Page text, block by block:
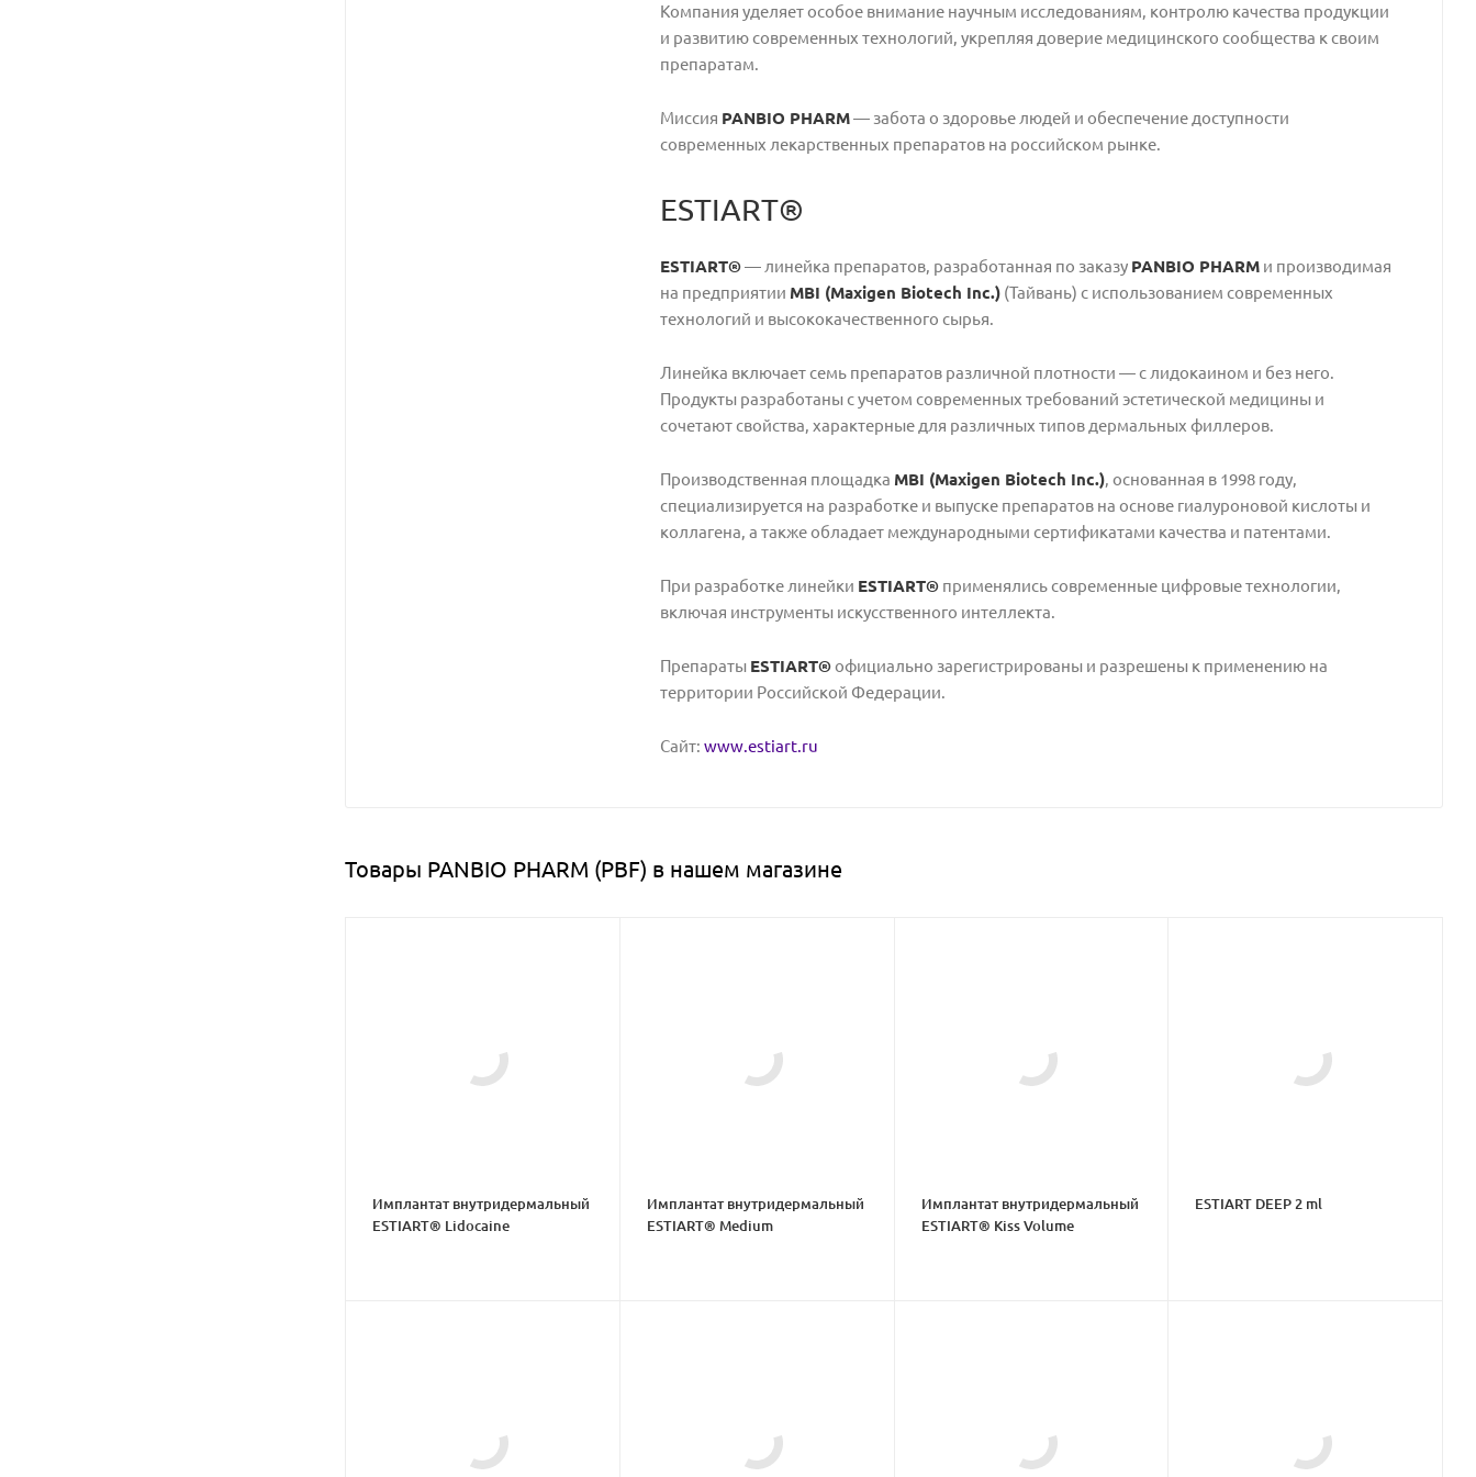
Компания уделяет особое внимание научным исследованиям, контролю качества продукции
и развитию современных технологий, укрепляя доверие медицинского сообщества к своим
препаратам.
Миссия PANBIO PHARM— забота о здоровье людей и обеспечение доступности
современных лекарственных препаратов на российском рынке.
ESTIART®
ESTIART®— линейка препаратов, разработанная по заказу PANBIO PHARM и производимая
на предприятии MBI (Maxigen Biotech Inc.) (Тайвань) с использованием современных
технологий и высококачественного сырья.
Линейка включает семь препаратов различной плотности — с лидокаином и без него.
Продукты разработаны с учетом современных требований эстетической медицины и
сочетают свойства, характерные для различных типов дермальных филлеров.
Производственная площадка MBI (Maxigen Biotech Inc.), основанная в 1998 году,
специализируется на разработке и выпуске препаратов на основе гиалуроновой кислоты и
коллагена, а также обладает международными сертификатами качества и патентами.
При разработке линейки ESTIART® применялись современные цифровые технологии,
включая инструменты искусственного интеллекта.
Препараты ESTIART®официально зарегистрированы и разрешены к применению на
территории Российской Федерации.
Сайт: www.estiart.ru
Товары PANBIO PHARM (PBF) в нашем магазине
Имплантат внутридермальный
ESTIART® Lidocaine
Имплантат внутридермальный
ESTIART® Medium
Имплантат внутридермальный
ESTIART® Kiss Volume
ESTIART DEEP 2 ml